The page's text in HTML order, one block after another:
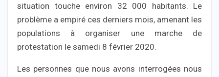
situation touche environ 32 000 habitants. Le
problème a empiré ces derniers mois, amenant les
populations à organiser une marche de
protestation le samedi 8 février 2020.
Les personnes que nous avons interrogées nous